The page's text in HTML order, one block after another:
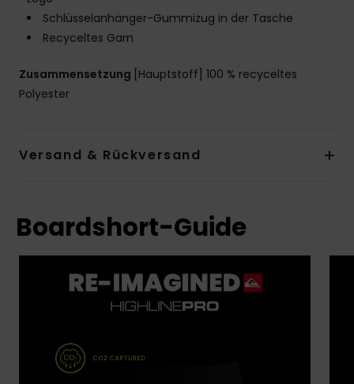
Schlüsselanhänger-Gummizug in der Tasche
Recyceltes Garn
Zusammensetzung [Hauptstoff] 100 % recyceltes
Polyester
Versand & Rückversand
Boardshort-Guide